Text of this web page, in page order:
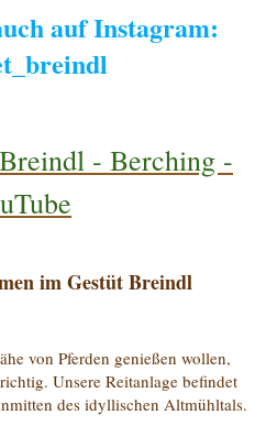
auf Instagram:
- Berching -
im Gestüt Breindl
von Pferden genießen wollen,
Unsere Reitanlage befindet
des idyllischen Altmühltals.